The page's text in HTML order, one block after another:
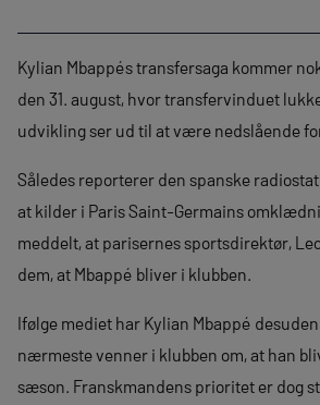
Kylian Mbappés transfersaga kommer
den 31. august, hvor transfervinduet
udvikling ser ud til at være nedslående
Således reporterer den spanske
at kilder i Paris Saint-Germains
meddelt, at parisernes sportsdirektør,
dem, at Mbappé bliver i klubben.
Ifølge mediet har Kylian Mbappé
nærmeste venner i klubben om, at han
sæson. Franskmandens prioritet er dog